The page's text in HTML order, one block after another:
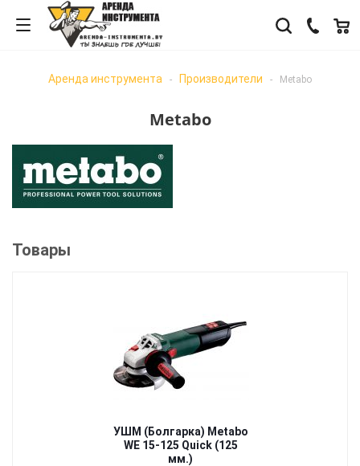
Аренда инструмента - Производители - Metabo
Metabo
Товары
УШМ (Болгарка) Metabo
WE 15-125 Quick (125
мм.)